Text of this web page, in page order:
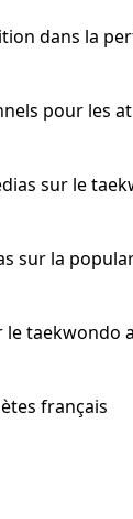
dans la
pour les
sur le
sur la
taekwondo
français